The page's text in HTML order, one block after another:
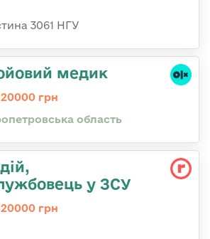
3061 НГУ
медик
грн
область
у ЗСУ
грн